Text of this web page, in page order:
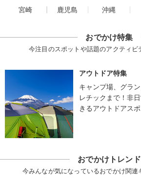
宮崎
鹿児島 沖縄
おでかけ特集
今注目のスポットや話題のアクティビ
アウトドア特集
キャンプ場、グラ
レチックまで！非
きるアウトドアス
おでかけトレンド
今みんなが気になっているおでかけ関連